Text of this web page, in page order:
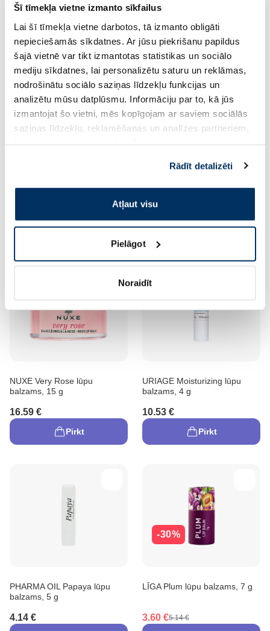
Šī tīmekļa vietne izmanto sīkfailus
Lai šī tīmekļa vietne darbotos, tā izmanto obligāti
nepieciešamās sīkdatnes. Ar jūsu piekrišanu papildus
šajā vietnē var tikt izmantotas statistikas un sociālo
mediju sīkdatnes, lai personalizētu saturu un reklāmas,
nodrošinātu sociālo saziņas līdzekļu funkcijas un
analizētu mūsu datplūsmu. Informāciju par to, kā jūs
izmantojat šo vietni, mēs kopīgojam ar saviem sociālās
saziņas līdzekļu, reklamēšanas un analīzes partneriem,
pakalpojumus. Ja piekrītat šo papildu sīkdatņu
izmantošanai, lūdzu, atzīmējiet savu izvēli:
Rādīt detalizēti
Atļaut visu
Pielāgot
Noraidīt
balzams, 4 g
Pirkt
lūpu krēms, 10 g
6.05 €
Pirkt
NUXE Very Rose lūpu
balzams, 15 g
16.59 €
Pirkt
URIAGE Moisturizing lūpu
balzams, 4 g
10.53 €
Pirkt
PHARMA OIL Papaya lūpu
balzams, 5 g
4.14 €
-30%
LĪGA Plum lūpu balzams, 7 g
3.60 €5.14 €